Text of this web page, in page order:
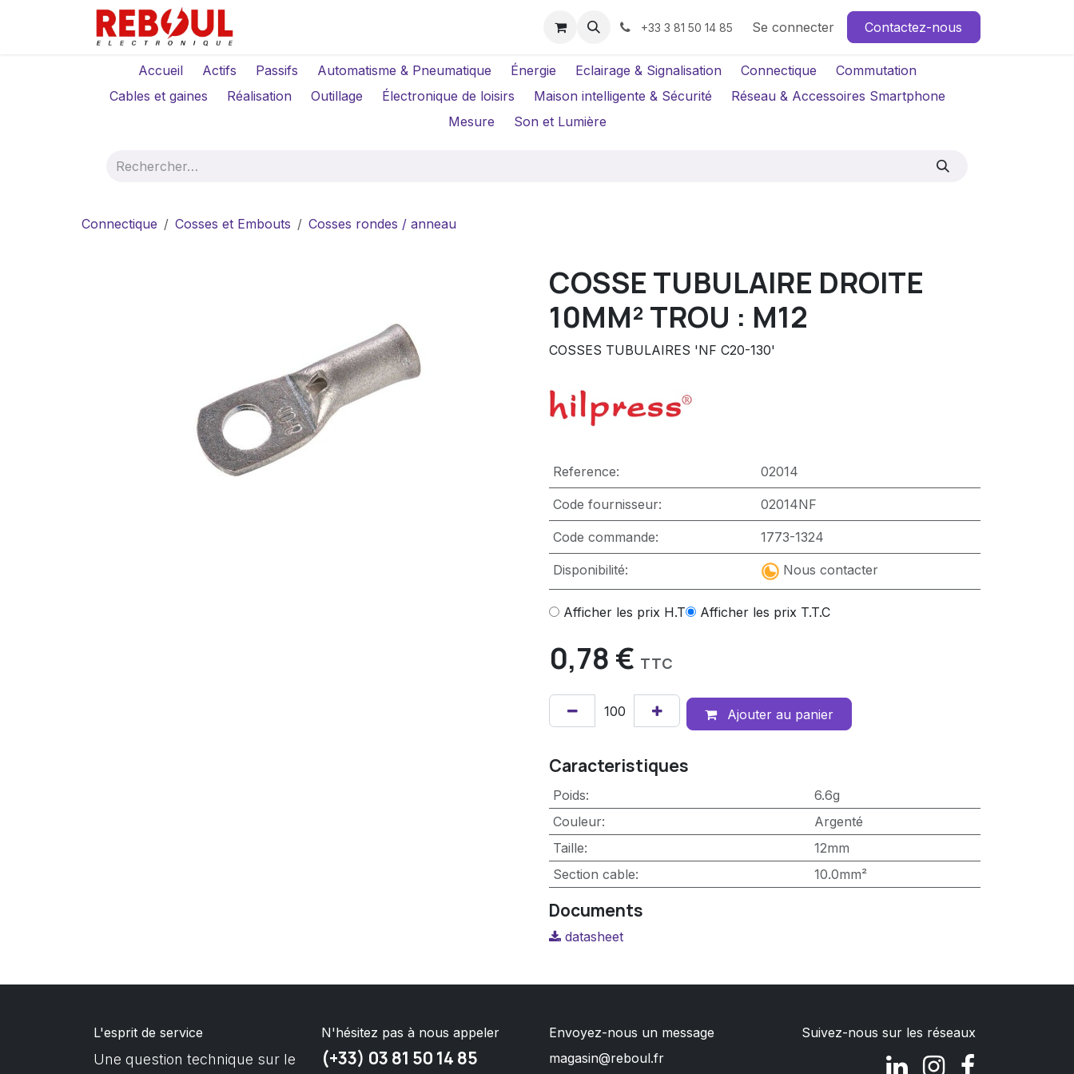
Se rendre au contenu
Location Caméras +33 3 81 50 14 85 Se connecter Contactez-nous
Accueil Actifs Passifs Automatisme & Pneumatique Énergie Eclairage & Signalisation Connectique
Commutation
Cables et gaines
Réalisation Outillage Électronique de loisirs Maison intelligente & Sécurité
Réseau & Accessoires Smartphone
Mesure
Son et Lumière
Connectique Cosses et Embouts Cosses rondes / anneau
COSSE TUBULAIRE DROITE
10MM² TROU : M12
COSSES TUBULAIRES 'NF C20-130'
Reference: 02014
Code fournisseur: 02014NF
Code commande: 1773-1324
Disponibilité: Nous contacter
Afficher les prix H.T Afficher les prix T.T.C
0,78 € TTC
Ajouter au panier
Caracteristiques
Poids:
6.6g
Couleur:
Argenté
Taille:
12mm
Section cable: 10.0mm²
Documents
datasheet
L'esprit de service
Une question technique sur le
N'hésitez pas à nous appeler
(+33) 03 81 50 14 85
Envoyez-nous un message
magasin@reboul.fr
Suivez-nous sur les réseaux